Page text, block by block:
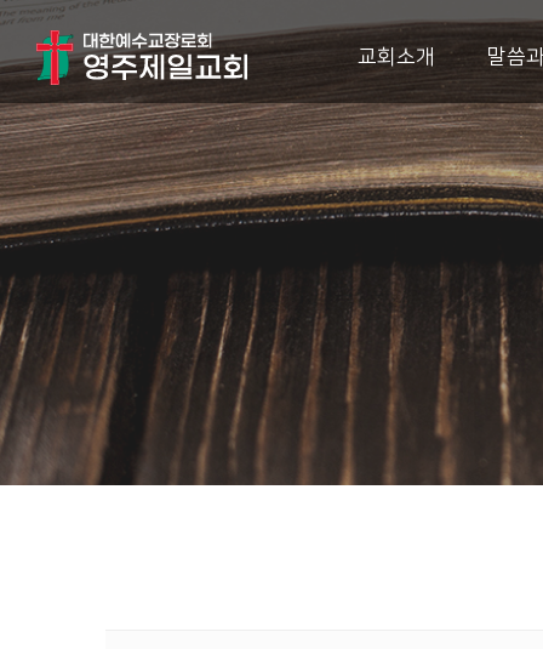
교회소개 말씀